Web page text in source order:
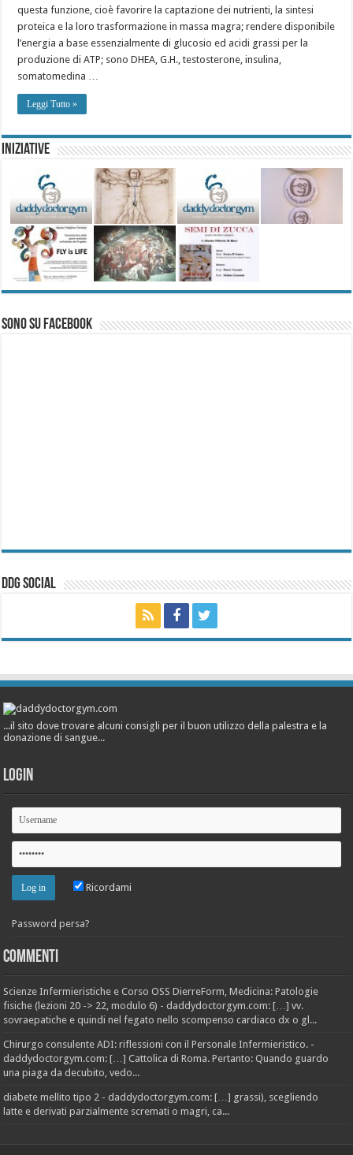
questa funzione, cioè favorire la captazione dei nutrienti, la sintesi
proteica e la loro trasformazione in massa magra; rendere disponibile
l’energia a base essenzialmente di glucosio ed acidi grassi per la
produzione di ATP; sono DHEA, G.H., testosterone, insulina,
somatomedina …
Leggi Tutto »
Iniziative
Sono su Facebook
ddg Social
...il sito dove trovare alcuni consigli per il buon utilizzo della palestra e la
donazione di sangue...
Login
Ricordami
Password persa?
Commenti
Scienze Infermieristiche e Corso OSS DierreForm, Medicina: Patologie
fisiche (lezioni 20 -> 22, modulo 6) - daddydoctorgym.com: […] vv.
sovraepatiche e quindi nel fegato nello scompenso cardiaco dx o gl...
Chirurgo consulente ADI: riflessioni con il Personale Infermieristico. -
daddydoctorgym.com: […] Cattolica di Roma. Pertanto: Quando guardo
una piaga da decubito, vedo...
diabete mellito tipo 2 - daddydoctorgym.com: […] grassi), scegliendo
latte e derivati parzialmente scremati o magri, ca...